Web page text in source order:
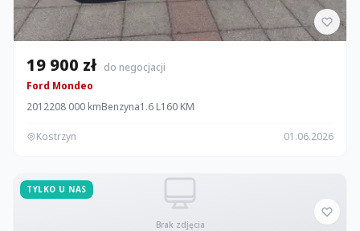
19 900 zł do negocjacji
Ford Mondeo
2012208 000 kmBenzyna1.6 L160 KM
Kostrzyn 01.06.2026
Brak zdjęcia
TYLKO U NAS